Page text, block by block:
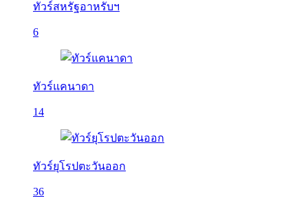
ทัวร์สหรัฐอาหรับฯ
6
ทัวร์แคนาดา
14
ทัวร์ยุโรปตะวันออก
36